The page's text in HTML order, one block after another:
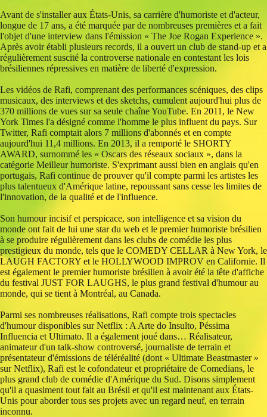
Avant de s'installer aux États-Unis, sa carrière d'humoriste et d'acteur,
longue de 17 ans, a été marquée par de nombreuses premières et a fait
l'objet d'une interview dans l'émission « The Joe Rogan Experience ».
Après avoir établi plusieurs records, il a ouvert un club de stand-up et a
régulièrement suscité la controverse nationale en contestant les lois
brésiliennes répressives en matière de liberté d'expression.
Les vidéos de Rafi, comprenant des performances scéniques, des clips
musicaux, des interviews et des sketchs, cumulent aujourd'hui plus de
370 millions de vues sur sa seule chaîne YouTube. En 2011, le New
York Times l'a désigné comme l'homme le plus influent du pays. Sur
Twitter, Rafi comptait alors 7 millions d'abonnés et en compte
aujourd'hui 11,4 millions. En 2013, il a remporté le SHORTY
AWARD, surnommé les « Oscars des réseaux sociaux », dans la
catégorie Meilleur humoriste. S'exprimant aussi bien en anglais qu'en
portugais, Rafi continue de prouver qu'il compte parmi les artistes les
plus talentueux d'Amérique latine, repoussant sans cesse les limites de
l'innovation, de la qualité et de l'influence.
Son humour incisif et perspicace, son intelligence et sa vision du
monde ont fait de lui une star du web et le premier humoriste brésilien
à se produire régulièrement dans les clubs de comédie les plus
prestigieux du monde, tels que le COMEDY CELLAR à New York, le
LAUGH FACTORY et le HOLLYWOOD IMPROV en Californie. Il
est également le premier humoriste brésilien à avoir été la tête d'affiche
du festival JUST FOR LAUGHS, le plus grand festival d'humour au
monde, qui se tient à Montréal, au Canada.
Parmi ses nombreuses réalisations, Rafi compte trois spectacles
d'humour disponibles sur Netflix : A Arte do Insulto, Péssima
Influencia et Ultimato. Il a également joué dans… Réalisateur,
animateur d'un talk-show controversé, journaliste de terrain et
présentateur d'émissions de téléréalité (dont « Ultimate Beastmaster »
sur Netflix), Rafi est le cofondateur et propriétaire de Comedians, le
plus grand club de comédie d'Amérique du Sud. Disons simplement
qu'il a quasiment tout fait au Brésil et qu'il est maintenant aux États-
Unis pour aborder tous ses projets avec un regard neuf, en terrain
inconnu.